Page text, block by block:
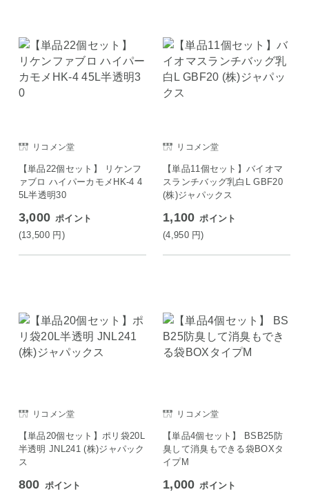
リコメン堂
【単品22個セット】 リケンフ
ァブロ ハイパーカモメHK-4 4
5L半透明30
3,000 ポイント
(13,500 円)
リコメン堂
【単品11個セット】バイオマ
スランチバッグ乳白L GBF20
(株)ジャパックス
1,100 ポイント
(4,950 円)
リコメン堂
【単品20個セット】ポリ袋20L
半透明 JNL241 (株)ジャパック
ス
800 ポイント
リコメン堂
【単品4個セット】 BSB25防
臭して消臭もできる袋BOXタ
イプM
1,000 ポイント